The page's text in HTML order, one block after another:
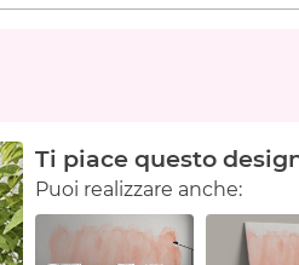
Ti piace questo
Puoi realizzare anche: